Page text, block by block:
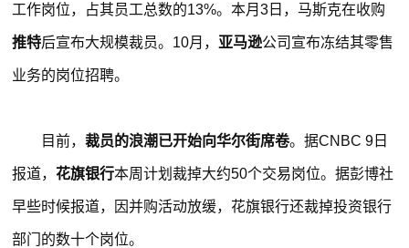
工作岗位，占其员工总数的13%。本月3日，马斯克在收购
推特后宣布大规模裁员。10月， 亚马逊公司宣布冻结其零售
业务的岗位招聘。
目前，裁员的浪潮已开始向华尔街席卷。据CNBC 9日
报道，花旗银行本周计划裁掉大约50个交易岗位。据彭博社
早些时候报道，因并购活动放缓，花旗银行还裁掉投资银行
部门的数十个岗位。